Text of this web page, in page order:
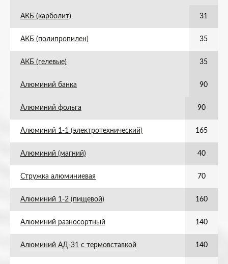
АКБ (карболит) 31
АКБ (полипропилен) 35
АКБ (гелевые) 35
Алюминий банка 90
Алюминий фольга 90
Алюминий 1-1 (электротехнический) 165
Алюминий (магний) 40
Стружка алюминиевая 70
Алюминий 1-2 (пищевой) 160
Алюминий разносортный 140
Алюминий АД-31 с термовставкой 140